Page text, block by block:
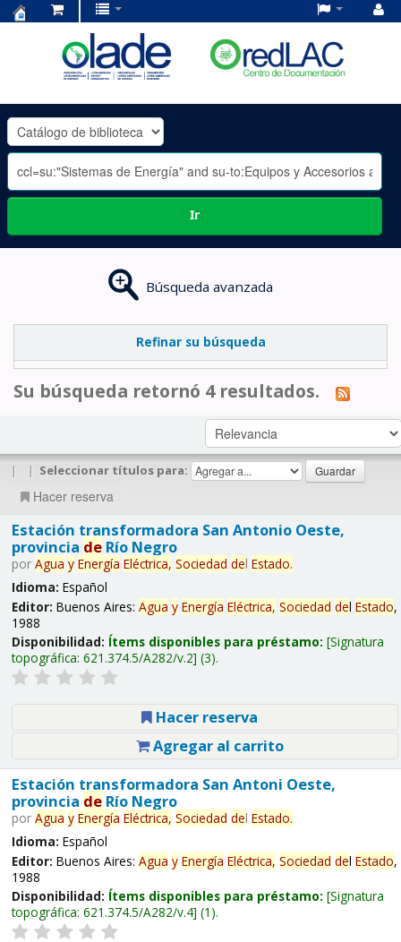
OLADE
-
Ir
Búsqueda avanzada
Refinar su búsqueda
Su búsqueda retornó 4 resultados.
| | Seleccionar títulos para:
Hacer reserva
Estación transformadora San Antonio Oeste,
provincia deRío Negro
por Agua y Energía Eléctrica, Sociedad del Estado.
Idioma: Español
Editor: Buenos Aires: Agua y Energía Eléctrica, Sociedad del Estado,
1988
Disponibilidad: Ítems disponibles para préstamo: Signatura
topográfica: 621.374.5/A282/v.2 (3).
Hacer reserva
Agregar al carrito
Estación transformadora San Antoni Oeste,
provincia deRío Negro
por Agua y Energía Eléctrica, Sociedad del Estado.
Idioma: Español
Editor: Buenos Aires: Agua y Energía Eléctrica, Sociedad del Estado,
1988
Disponibilidad: Ítems disponibles para préstamo: Signatura
topográfica: 621.374.5/A282/v.4 (1).